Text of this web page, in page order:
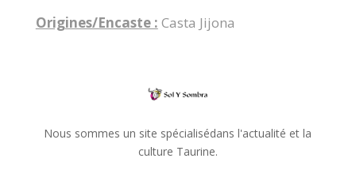
Origines/Encaste : Casta Jijona
Nous sommes un site spécialisédans l'actualité et la
culture Taurine.